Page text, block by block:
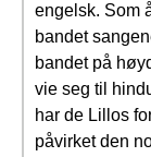
engelsk. Som
bandet
bandet på
vie seg til
har de Lillos
påvirket den